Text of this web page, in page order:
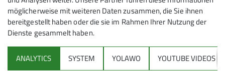
0172/5448488
maximilian.wolff@dav-
wolfratshausen.de
möglicherweise mit weiteren Daten zusammen, die Sie ihnen
bereitgestellt haben oder die sie im Rahmen Ihrer Nutzung der
Dienste gesammelt haben.
ANALYTICS SYSTEM YOLAWO YOUTUBE VIDEOS